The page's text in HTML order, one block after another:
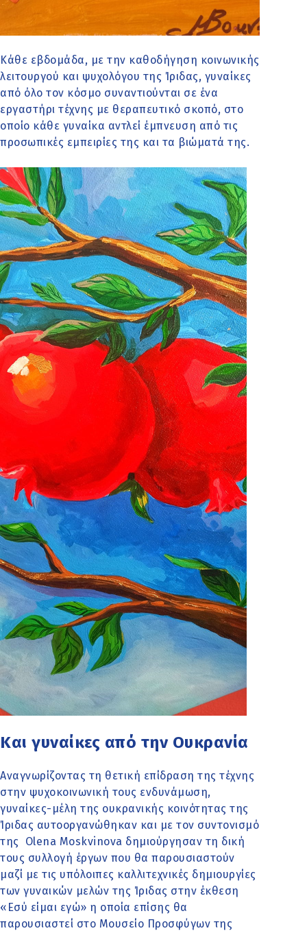
Κάθε εβδομάδα, με την καθοδήγηση κοινωνικής
λειτουργού και ψυχολόγου της Ίριδας, γυναίκες
από όλο τον κόσμο συναντιούνται σε ένα
εργαστήρι τέχνης με θεραπευτικό σκοπό, στο
οποίο κάθε γυναίκα αντλεί έμπνευση από τις
προσωπικές εμπειρίες της και τα βιώματά της.
Και γυναίκες από την Ουκρανία
Αναγνωρίζοντας τη θετική επίδραση της τέχνης
στην ψυχοκοινωνική τους ενδυνάμωση,
γυναίκες-μέλη της ουκρανικής κοινότητας της
Ίριδας αυτοοργανώθηκαν και με τον συντονισμό
της Olena Moskvinova δημιούργησαν τη δική
τους συλλογή έργων που θα παρουσιαστούν
μαζί με τις υπόλοιπες καλλιτεχνικές δημιουργίες
των γυναικών μελών της Ίριδας στην έκθεση
«Εσύ είμαι εγώ» η οποία επίσης θα
παρουσιαστεί στο Μουσείο Προσφύγων της